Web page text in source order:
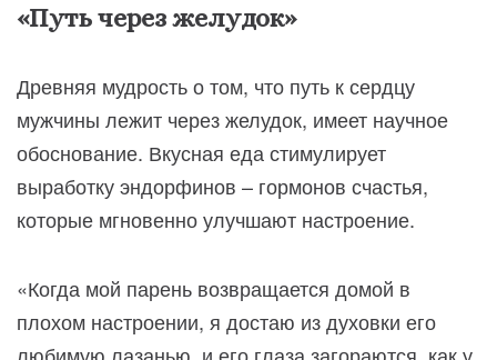
«Путь через желудок»
Древняя мудрость о том, что путь к сердцу
мужчины лежит через желудок, имеет научное
обоснование. Вкусная еда стимулирует
выработку эндорфинов – гормонов счастья,
которые мгновенно улучшают настроение.
«Когда мой парень возвращается домой в
плохом настроении, я достаю из духовки его
любимую лазанью, и его глаза загораются, как у